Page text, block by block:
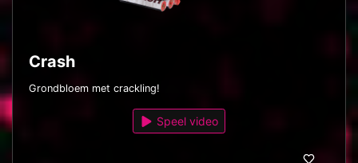
Crash
Grondbloem met crackling!
Speel video